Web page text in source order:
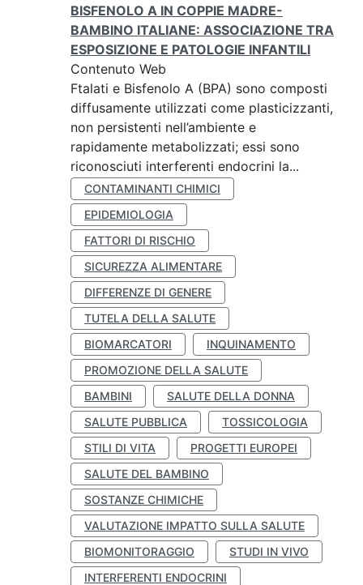
BISFENOLO A IN COPPIE MADRE-
BAMBINO ITALIANE: ASSOCIAZIONE TRA
ESPOSIZIONE E PATOLOGIE INFANTILI
Contenuto Web
Ftalati e Bisfenolo A (BPA) sono composti
diffusamente utilizzati come plasticizzanti,
non persistenti nell’ambiente e
rapidamente metabolizzati; essi sono
riconosciuti interferenti endocrini la...
CONTAMINANTI CHIMICI
EPIDEMIOLOGIA
FATTORI DI RISCHIO
SICUREZZA ALIMENTARE
DIFFERENZE DI GENERE
TUTELA DELLA SALUTE
BIOMARCATORI
INQUINAMENTO
PROMOZIONE DELLA SALUTE
BAMBINI
SALUTE DELLA DONNA
SALUTE PUBBLICA
TOSSICOLOGIA
STILI DI VITA
PROGETTI EUROPEI
SALUTE DEL BAMBINO
SOSTANZE CHIMICHE
VALUTAZIONE IMPATTO SULLA SALUTE
BIOMONITORAGGIO
STUDI IN VIVO
INTERFERENTI ENDOCRINI